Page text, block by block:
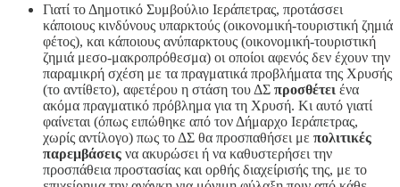
Γιατί το Δημοτικό Συμβούλιο Ιεράπετρας, προτάσσει
κάποιους κινδύνους υπαρκτούς (οικονομική-τουριστική ζημιά
φέτος), και κάποιους ανύπαρκτους (οικονομική-τουριστική
ζημιά μεσο-μακροπρόθεσμα) οι οποίοι αφενός δεν έχουν την
παραμικρή σχέση με τα πραγματικά προβλήματα της Χρυσής
(το αντίθετο), αφετέρου η στάση του ΔΣ προσθέτει ένα
ακόμα πραγματικό πρόβλημα για τη Χρυσή. Κι αυτό γιατί
φαίνεται (όπως ειπώθηκε από τον Δήμαρχο Ιεράπετρας,
χωρίς αντίλογο) πως το ΔΣ θα προσπαθήσει με πολιτικές
παρεμβάσεις να ακυρώσει ή να καθυστερήσει την
προσπάθεια προστασίας και ορθής διαχείρισής της, με το